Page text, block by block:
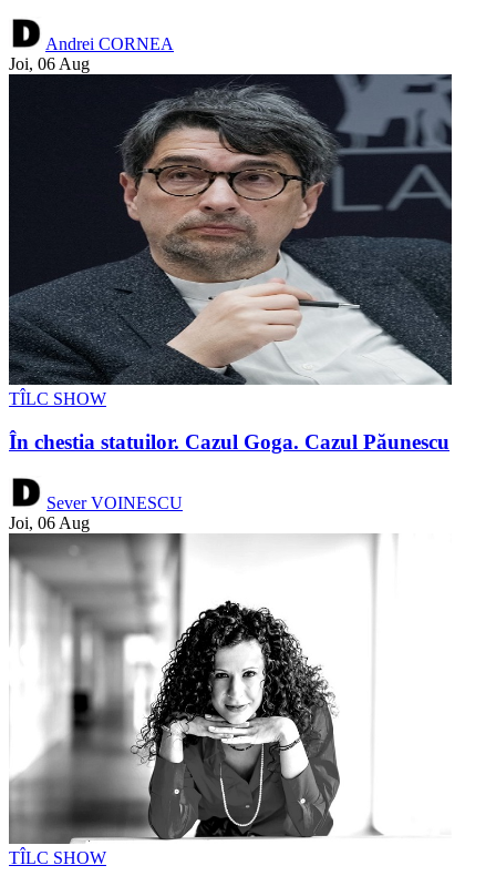
Andrei CORNEA
Joi, 06 Aug
TÎLC SHOW
În chestia statuilor. Cazul Goga. Cazul Păunescu
Sever VOINESCU
Joi, 06 Aug
TÎLC SHOW